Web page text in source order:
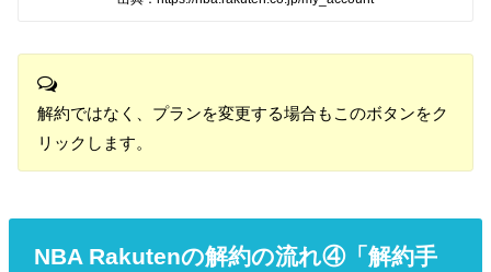
解約ではなく、プランを変更する場合もこのボタンをク
リックします。
NBA Rakutenの解約の流れ④「解約手